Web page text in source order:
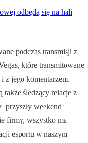
odbędą się na hali
podczas transmisji z
które transmitowane
z jego komentarzem.
także śledzący relacje z
przyszły weekend
firmy, wszystko ma
esportu w naszym